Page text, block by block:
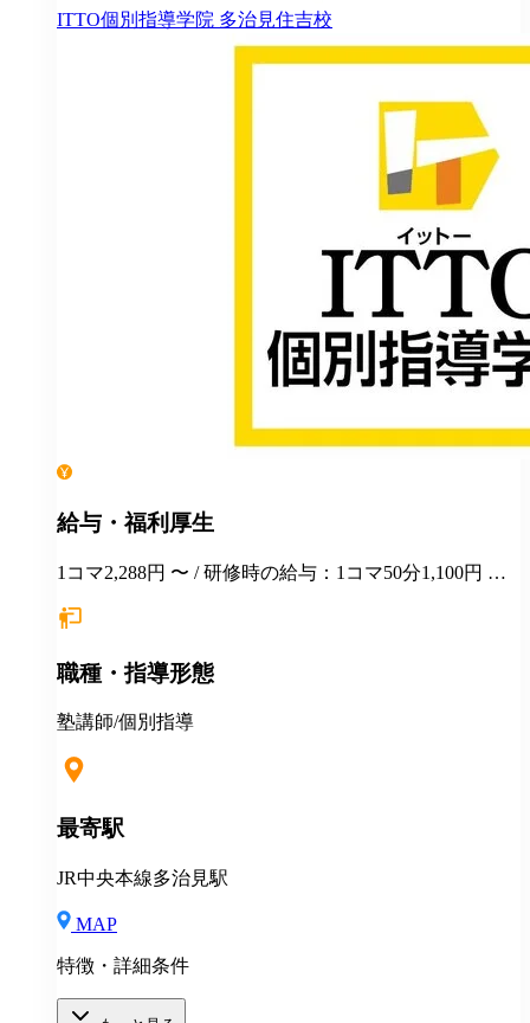
ITTO個別指導学院 多治見住吉校
給与・福利厚生
1コマ2,288円 〜 / 研修時の給与：1コマ50分1,100円 指
に授業にも入っていただきます。 未経験の方でも一か
職種・指導形態
塾講師/個別指導
最寄駅
JR中央本線多治見駅
MAP
特徴・詳細条件